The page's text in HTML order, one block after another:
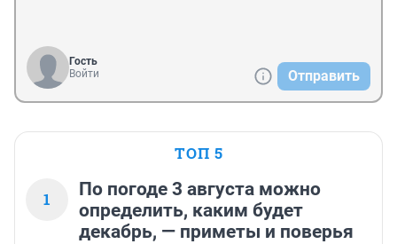
Гость
Войти
Отправить
ТОП 5
1
По погоде 3 августа можно
определить, каким будет
декабрь, — приметы и поверья